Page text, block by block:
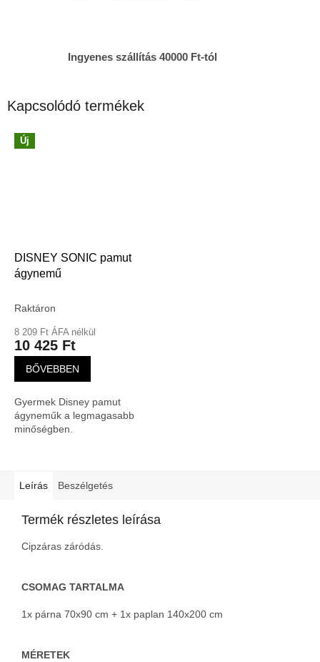
Ingyenes szállítás 40000 Ft-tól
Kapcsolódó termékek
Új
DISNEY SONIC pamut
ágynemű
Raktáron
8 209 Ft ÁFA nélkül
10 425 Ft
BŐVEBBEN
Gyermek Disney pamut
ágyneműk a legmagasabb
minőségben.
Leírás Beszélgetés
Termék részletes leírása
Cipzáras záródás.
CSOMAG TARTALMA
1x párna 70x90 cm + 1x paplan 140x200 cm
MÉRETEK